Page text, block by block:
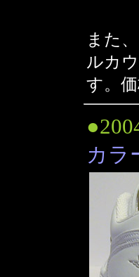
また
ルカ
す。価
カラ